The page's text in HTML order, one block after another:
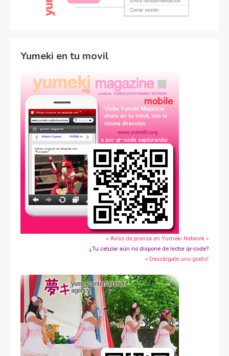
Yumeki en tu movil
» Aviso de prensa en Yumeki Network »
¿Tu celular aún no dispone de lector qr-code?
» Descárgate uno gratis!